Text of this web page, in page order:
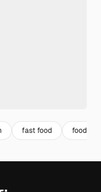
fast food food